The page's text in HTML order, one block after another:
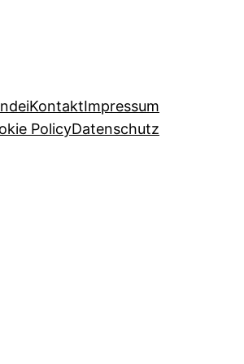
KontaktImpressum
PolicyDatenschutz